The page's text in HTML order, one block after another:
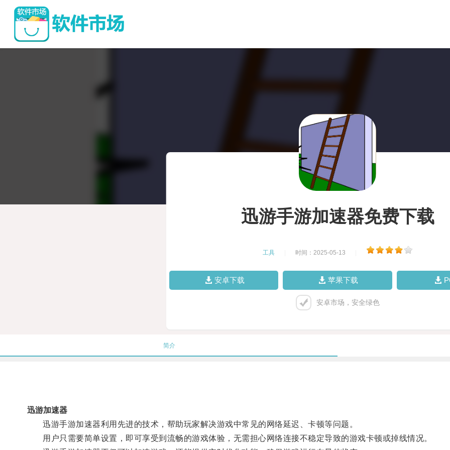
迅游手游加速器免费下载
工具 时间：2025-05-13
安卓下载 苹果下载
安卓市场，安全绿色
简介
迅游加速器
迅游手游加速器利用先进的技术，帮助玩家解决游戏中常见的网络延迟、卡顿等问题。
用户只需要简单设置，即可享受到流畅的游戏体验，无需担心网络连接不稳定导致的游戏卡顿或掉线情况。